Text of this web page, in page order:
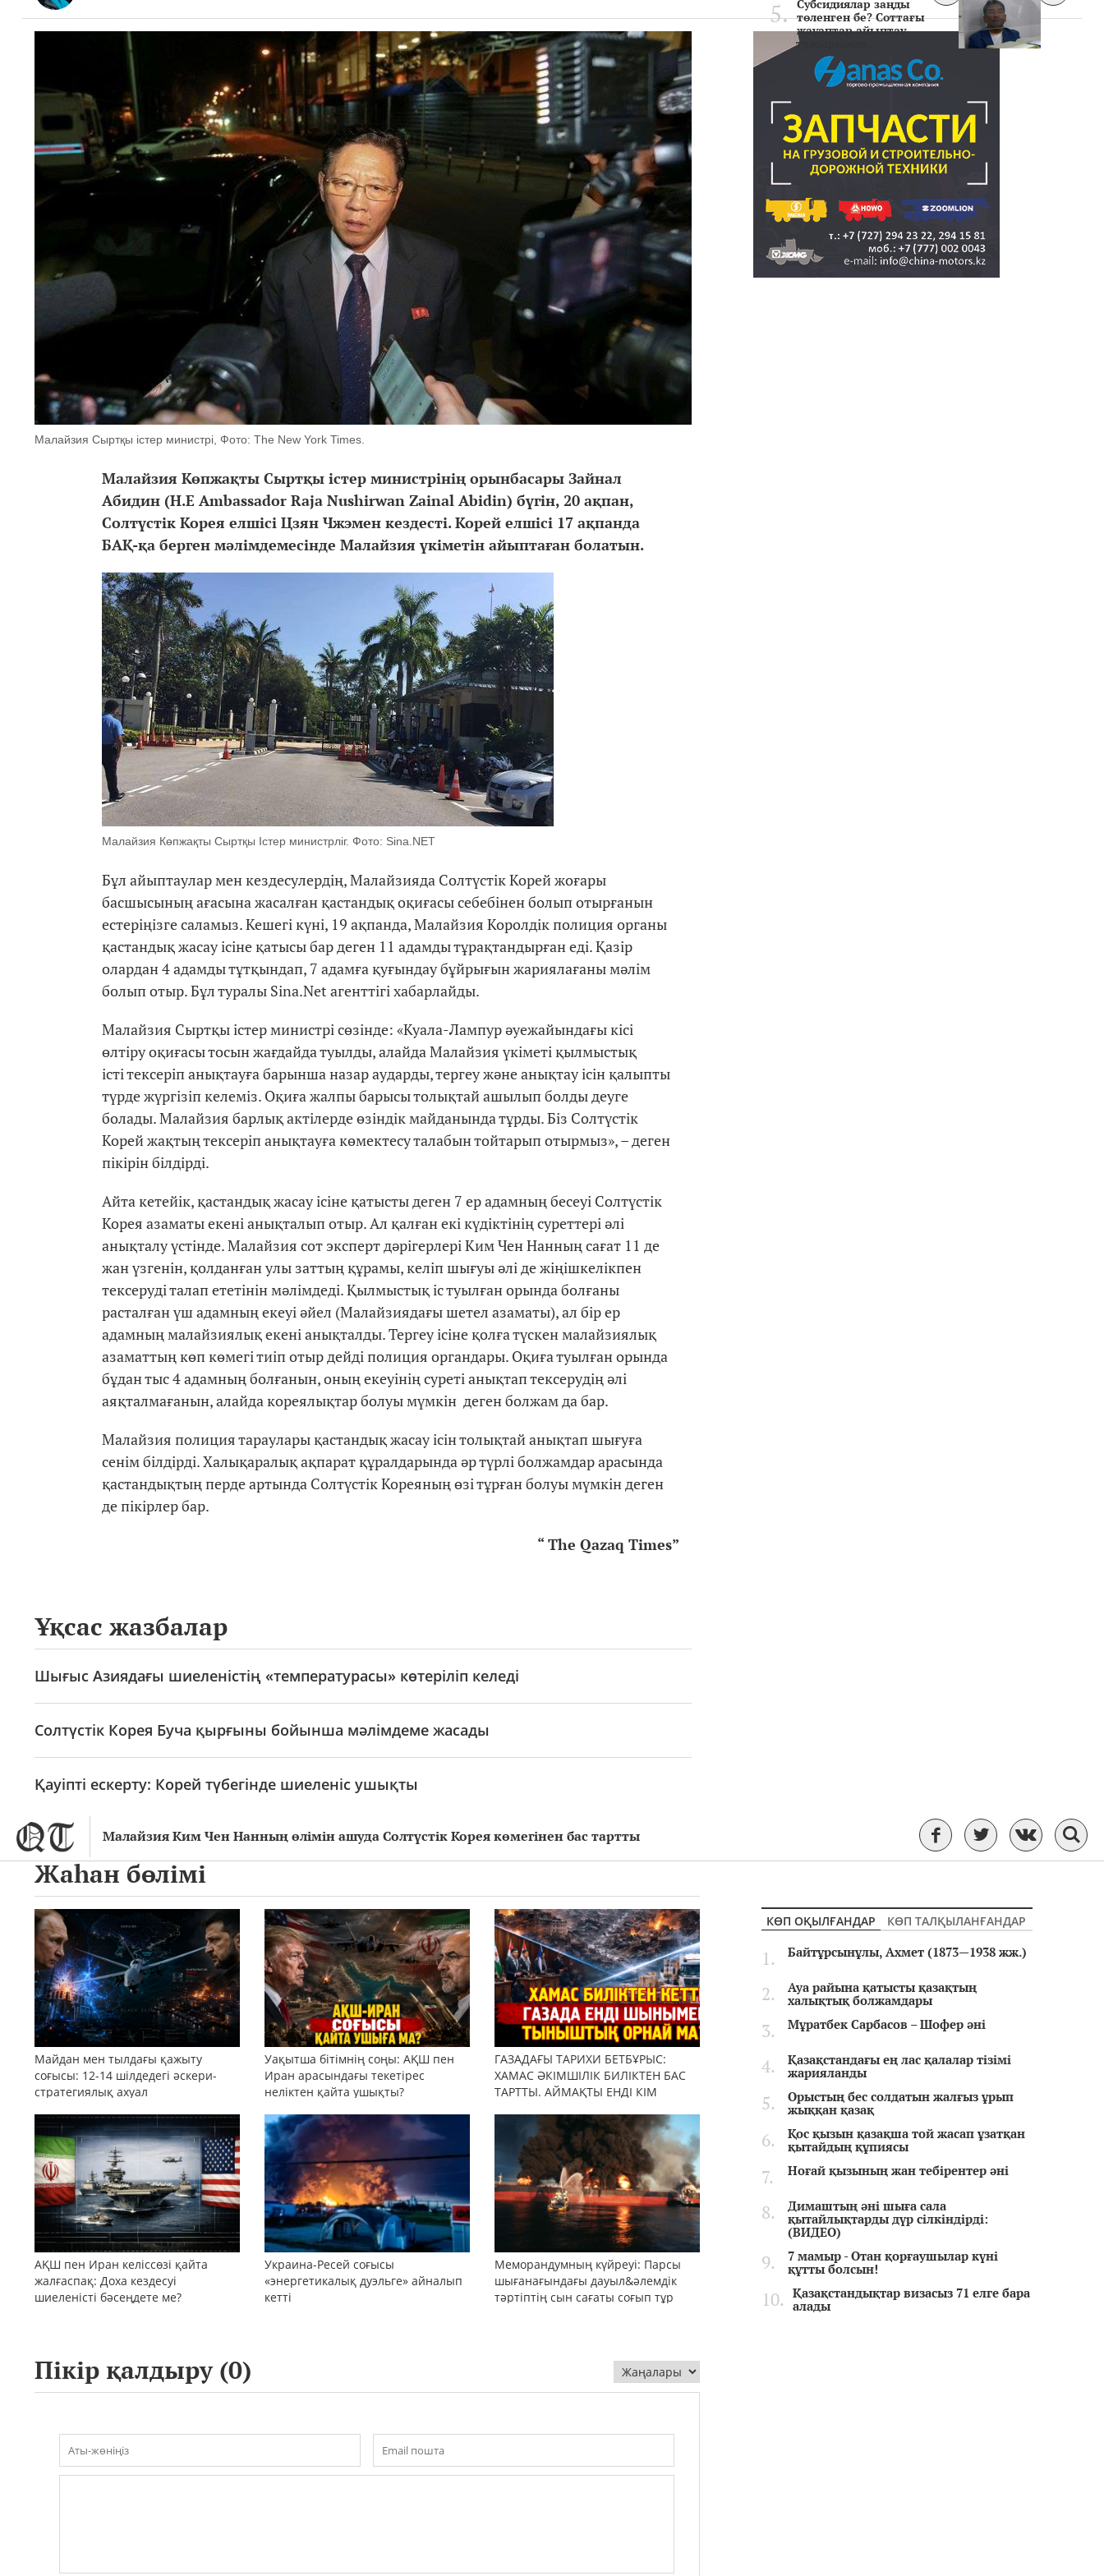
Малайзия Ким Чен Нанның өлімін ашуда Солтүстік Корея көмегінен бас тартты
Малайзия Сыртқы істер министрі, Фото: The New York Times.
Малайзия Көпжақты Сыртқы істер министрінің орынбасары Зайнал
Абидин (H.E Ambassador Raja Nushirwan Zainal Abidin) бүгін, 20 ақпан,
Солтүстік Корея елшісі Цзян Чжэмен кездесті. Корей елшісі 17 ақпанда
БАҚ-қа берген мәлімдемесінде Малайзия үкіметін айыптаған болатын.
Малайзия Көпжақты Сыртқы Істер министрліг. Фото: Sina.NET
Бұл айыптаулар мен кездесулердің, Малайзияда Солтүстік Корей жоғары
басшысының ағасына жасалған қастандық оқиғасы себебінен болып отырғанын
естеріңізге саламыз. Кешегі күні, 19 ақпанда, Малайзия Королдік полиция органы
қастандық жасау ісіне қатысы бар деген 11 адамды тұрақтандырған еді. Қазір
олардан 4 адамды тұтқындап, 7 адамға қуғындау бұйрығын жариялағаны мәлім
болып отыр. Бұл туралы Sina.Net агенттігі хабарлайды.
Малайзия Сыртқы істер министрі сөзінде: «Куала-Лампур әуежайындағы кісі
өлтіру оқиғасы тосын жағдайда туылды, алайда Малайзия үкіметі қылмыстық
істі тексеріп анықтауға барынша назар аударды, тергеу және анықтау ісін қалыпты
түрде жүргізіп келеміз. Оқиға жалпы барысы толықтай ашылып болды деуге
болады. Малайзия барлық актілерде өзіндік майданында тұрды. Біз Солтүстік
Корей жақтың тексеріп анықтауға көмектесу талабын тойтарып отырмыз», – деген
пікірін білдірді.
Айта кетейік, қастандық жасау ісіне қатысты деген 7 ер адамның бесеуі Солтүстік
Корея азаматы екені анықталып отыр. Ал қалған екі күдіктінің суреттері әлі
анықталу үстінде. Малайзия сот эксперт дәрігерлері Ким Чен Нанның сағат 11 де
жан үзгенін, қолданған улы заттың құрамы, келіп шығуы әлі де жіңішкелікпен
тексеруді талап ететінін мәлімдеді. Қылмыстық іс туылған орында болғаны
расталған үш адамның екеуі әйел (Малайзиядағы шетел азаматы), ал бір ер
адамның малайзиялық екені анықталды. Тергеу ісіне қолға түскен малайзиялық
азаматтың көп көмегі тиіп отыр дейді полиция органдары. Оқиға туылған орында
бұдан тыс 4 адамның болғанын, оның екеуінің суреті анықтап тексерудің әлі
аяқталмағанын, алайда кореялықтар болуы мүмкін деген болжам да бар.
Малайзия полиция тараулары қастандық жасау ісін толықтай анықтап шығуға
сенім білдірді. Халықаралық ақпарат құралдарында әр түрлі болжамдар арасында
қастандықтың перде артында Солтүстік Кореяның өзі тұрған болуы мүмкін деген
де пікірлер бар.
“ The Qazaq Times”
Ұқсас жазбалар
Шығыс Азиядағы шиеленістің «температурасы» көтеріліп келеді
Солтүстік Корея Буча қырғыны бойынша мәлімдеме жасады
Қауіпті ескерту: Корей түбегінде шиеленіс ушықты
Субсидиялар заңды
төленген бе? Соттағы
жауаптар айыптау
тұжырымда..
Жаһан бөлімі
Майдан мен тылдағы қажыту
соғысы: 12-14 шілдедегі әскери-
стратегиялық ахуал
Уақытша бітімнің соңы: АҚШ пен
Иран арасындағы текетірес
неліктен қайта ушықты?
ГАЗАДАҒЫ ТАРИХИ БЕТБҰРЫС:
ХАМАС ӘКІМШІЛІК БИЛІКТЕН БАС
ТАРТТЫ. АЙМАҚТЫ ЕНДІ КІМ
АҚШ пен Иран келіссөзі қайта
жалғаспақ: Доха кездесуі
шиеленісті бәсеңдете ме?
Украина-Ресей соғысы
«энергетикалық дуэльге» айналып
кетті
Меморандумның күйреуі: Парсы
шығанағындағы дауыл&әлемдік
тәртіптің сын сағаты соғып тұр
Пікір қалдыру (0)
КӨП ОҚЫЛҒАНДАР
КӨП ТАЛҚЫЛАНҒАНДАР
Байтұрсынұлы, Ахмет (1873—1938 жж.)
Ауа райына қатысты қазақтың
халықтық болжамдары
Мұратбек Сарбасов – Шофер әні
Қазақстандағы ең лас қалалар тізімі
жарияланды
Орыстың бес солдатын жалғыз ұрып
жыққан қазақ
Қос қызын қазақша той жасап ұзатқан
қытайдың құпиясы
Ноғай қызының жан тебірентер әні
Димаштың әні шыға сала
қытайлықтарды дүр сілкіндірді:
(ВИДЕО)
7 мамыр - Отан қорғаушылар күні
құтты болсын!
Қазақстандықтар визасыз 71 елге бара
алады